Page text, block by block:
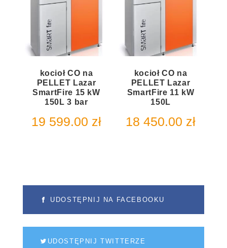
kocioł CO na
PELLET Lazar
SmartFire 15 kW
150L 3 bar
19 599.00 zł
kocioł CO na
PELLET Lazar
SmartFire 11 kW
150L
18 450.00 zł
UDOSTĘPNIJ NA FACEBOOKU
UDOSTĘPNIJ TWITTERZE